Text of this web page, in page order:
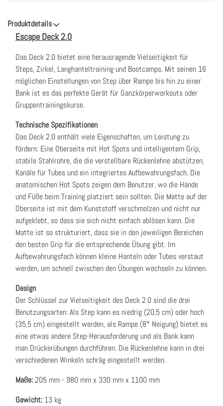
Produktdetails
Escape Deck 2.0
Das Deck 2.0 bietet eine herausragende Vielseitigkeit für
Steps, Zirkel, Langhanteltraining und Bootcamps. Mit seinen 16
möglichen Einstellungen von Step über Rampe bis hin zu einer
Bank ist es das perfekte Gerät für Ganzkörperworkouts oder
Gruppentrainingskurse.
Technische Spezifikationen
Das Deck 2.0 enthält viele Eigenschaften, um Leistung zu
fördern: Eine Oberseite mit Hot Spots und intelligentem Grip,
stabile Stahlrohre, die die verstellbare Rückenlehne abstützen,
Kanäle für Tubes und ein integriertes Aufbewahrungsfach. Die
anatomischen Hot Spots zeigen dem Benutzer, wo die Hände
und Füße beim Training platziert sein sollten. Die Matte auf der
Oberseite ist mit dem Kunststoff verschmolzen und nicht nur
aufgeklebt, so dass sie sich nicht einfach ablösen kann. Die
Matte ist so strukturiert, dass sie in den jeweiligen Bereichen
den besten Grip für die entsprechende Übung gibt. Im
Aufbewahrungsfach können kleine Hanteln oder Tubes verstaut
werden, um schnell zwischen den Übungen wechseln zu können.
Design
Der Schlüssel zur Vielseitigkeit des Deck 2.0 sind die drei
Benutzungsarten: Als Step kann es niedrig (20,5 cm) oder hoch
(35,5 cm) eingestellt werden, als Rampe (8° Neigung) bietet es
eine etwas andere Step-Herausforderung und als Bank kann
man Drückerübungen durchführen. Die Rückenlehne kann in drei
verschiedenen Winkeln schräg eingestellt werden.
Maße:205 mm - 980 mm x 330 mm x 1100 mm
Gewicht: 13 kg